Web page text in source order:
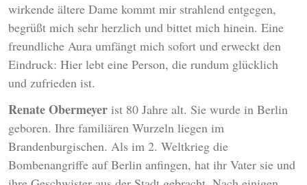
wirkende ältere Dame kommt mir strahlend entgegen,
begrüßt mich sehr herzlich und bittet mich hinein. Eine
freundliche Aura umfängt mich sofort und erweckt den
Eindruck: Hier lebt eine Person, die rundum glücklich
und zufrieden ist.
Renate Obermeyer ist 80 Jahre alt. Sie wurde in Berlin
geboren. Ihre familiären Wurzeln liegen im
Brandenburgischen. Als im 2. Weltkrieg die
Bombenangriffe auf Berlin anfingen, hat ihr Vater sie und